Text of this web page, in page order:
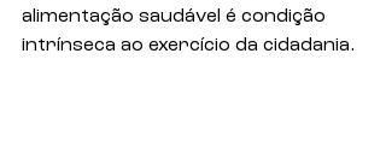
alimentação saudável é condição
intrínseca ao exercício da cidadania.